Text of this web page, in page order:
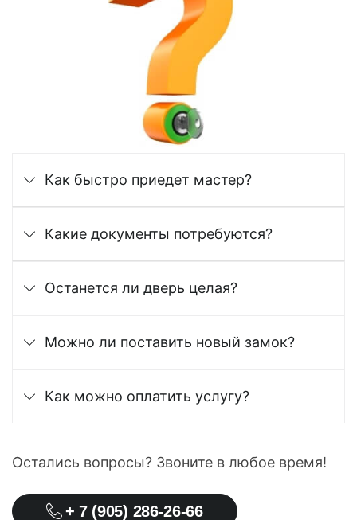
Как быстро приедет мастер?
Какие документы потребуются?
Останется ли дверь целая?
Можно ли поставить новый замок?
Как можно оплатить услугу?
Остались вопросы? Звоните в любое время!
+ 7 (905) 286-26-66